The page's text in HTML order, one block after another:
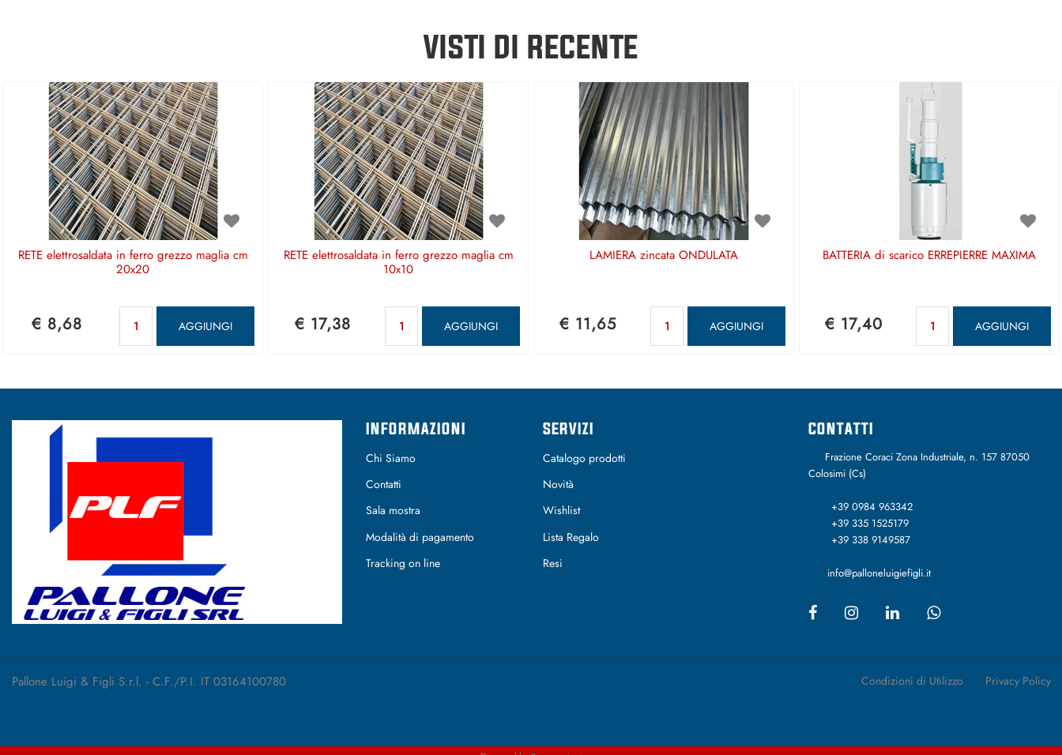
VISTI DI RECENTE
RETE elettrosaldata in ferro grezzo maglia cm
20x20
€ 8,68 AGGIUNGI
RETE elettrosaldata in ferro grezzo maglia cm
10x10
€ 17,38 AGGIUNGI
LAMIERA zincata ONDULATA
€ 11,65 AGGIUNGI
BATTERIA di scarico ERREPIERRE MAXIMA
€ 17,40 AGGIUNGI
INFORMAZIONI
Chi Siamo
Contatti
Sala mostra
Modalità di pagamento
Tracking on line
SERVIZI
Catalogo prodotti
Novità
Wishlist
Lista Regalo
Resi
CONTATTI
Frazione Coraci Zona Industriale, n. 157 87050
Colosimi (Cs)
+39 0984 963342
+39 335 1525179
+39 338 9149587
info@palloneluigiefigli.it
Pallone Luigi & Figli S.r.l. - C.F./P.I. IT 03164100780 Condizioni di Utilizzo Privacy Policy